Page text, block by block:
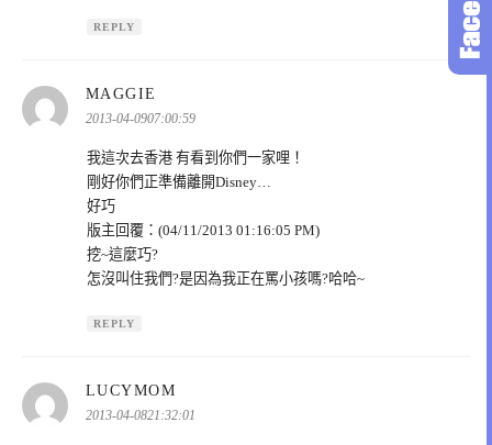
REPLY
MAGGIE
示:
2013-04-0907:00:59
我這次去香港 有看到你們一家哩！
剛好你們正準備離開Disney…
好巧
版主回覆：(04/11/2013 01:16:05 PM)
挖~這麼巧?
怎沒叫住我們?是因為我正在罵小孩嗎?哈哈~
REPLY
LUCYMOM
示:
2013-04-0821:32:01